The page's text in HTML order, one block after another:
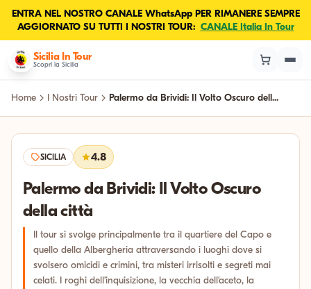
ENTRA NEL NOSTRO CANALE WhatsApp PER RIMANERE SEMPRE
AGGIORNATO SU TUTTI I NOSTRI TOUR: CANALE Italia In Tour
Sicilia In Tour
Scopri la Sicilia
Home I Nostri Tour Palermo da Brividi: Il Volto Oscuro dell...
SICILIA 4.8
Palermo da Brividi: Il Volto Oscuro
della città
Il tour si svolge principalmente tra il quartiere del Capo e
quello della Albergheria attraversando i luoghi dove si
svolsero omicidi e crimini, tra misteri irrisolti e segreti mai
celati. I roghi dell’inquisizione, la vecchia dell’aceto, la